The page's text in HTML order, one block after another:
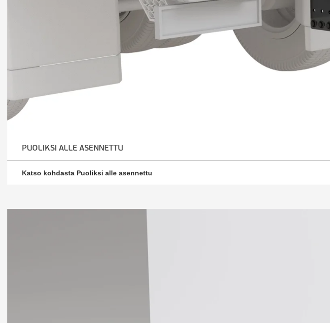
PUOLIKSI ALLE ASENNETTU
Katso kohdasta Puoliksi alle asennettu